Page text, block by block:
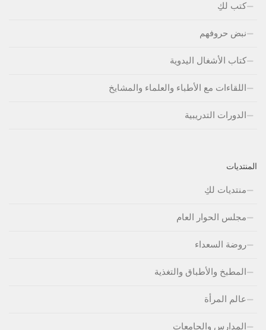
كتب لكِ
نبض حروفهم
كتاب الأشغال اليدوية
اللقاءات مع الأطباء والعلماء والمشايخ
الدورات التدريبية
المنتديات
منتديات لكِ
مجلس الحوار العام
روضة السعداء
المطبخ والأطباق والتغذية
عالم المرأة
المدارس والجامعات